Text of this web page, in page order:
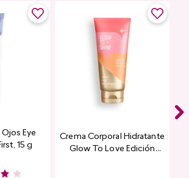
Eye
15 g
Crema Corporal Hidratante
Glow To Love Edición